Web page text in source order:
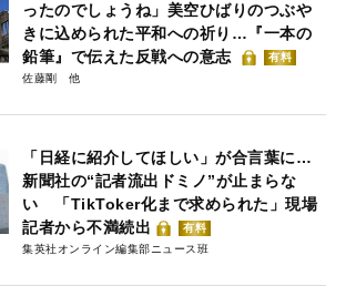
ったのでしょうね」美空ひばりのつぶや
きに込められた平和への祈り…『一本の
鉛筆』で伝えた反戦への意志
有料
佐藤剛
「日経に紹介してほしい」が合言葉に…
新聞社の“記者流出ドミノ”が止まらな
い 「TikToker化まで求められた」現場
記者から不満続出
有料
集英社オンライン編集部ニュース班